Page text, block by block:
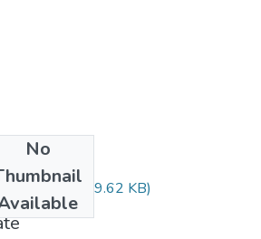
No
(29.62 KB)